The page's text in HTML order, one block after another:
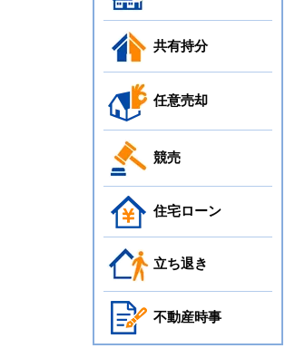
共有持分
任意売却
競売
住宅ローン
立ち退き
不動産時事